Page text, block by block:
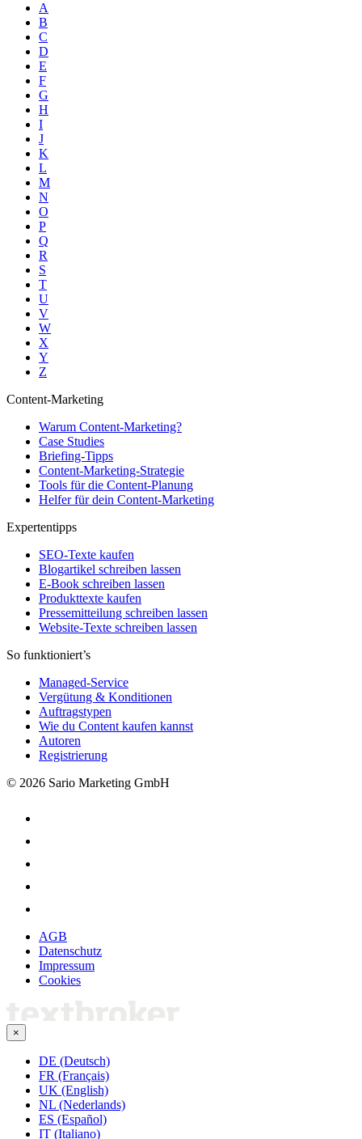
A
B
C
D
E
F
G
H
I
J
K
L
M
N
O
P
Q
R
S
T
U
V
W
X
Y
Z
Content-Marketing
Warum Content-Marketing?
Case Studies
Briefing-Tipps
Content-Marketing-Strategie
Tools für die Content-Planung
Helfer für dein Content-Marketing
Expertentipps
SEO-Texte kaufen
Blogartikel schreiben lassen
E-Book schreiben lassen
Produkttexte kaufen
Pressemitteilung schreiben lassen
Website-Texte schreiben lassen
So funktioniert’s
Managed-Service
Vergütung & Konditionen
Auftragstypen
Wie du Content kaufen kannst
Autoren
Registrierung
© 2026 Sario Marketing GmbH
AGB
Datenschutz
Impressum
Cookies
×
DE (Deutsch)
FR (Français)
UK (English)
NL (Nederlands)
ES (Español)
IT (Italiano)